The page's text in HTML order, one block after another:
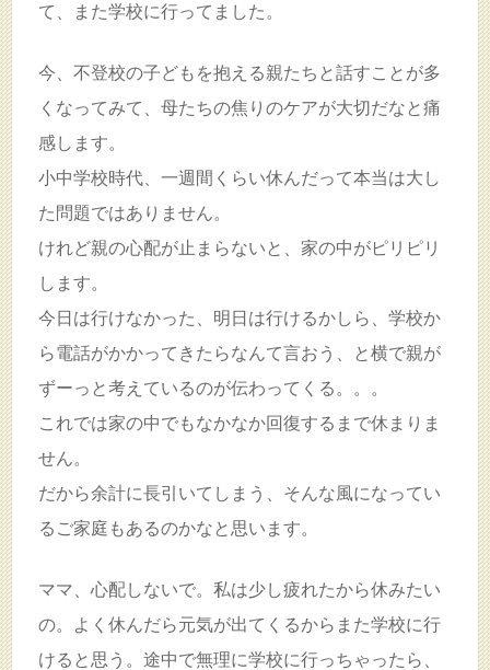
て、また学校に行ってました。
今、不登校の子どもを抱える親たちと話すことが多
くなってみて、母たちの焦りのケアが大切だなと痛
感します。
小中学校時代、一週間くらい休んだって本当は大し
た問題ではありません。
けれど親の心配が止まらないと、家の中がピリピリ
します。
今日は行けなかった、明日は行けるかしら、学校か
ら電話がかかってきたらなんて言おう、と横で親が
ずーっと考えているのが伝わってくる。。。
これでは家の中でもなかなか回復するまで休まりま
せん。
だから余計に長引いてしまう、そんな風になってい
るご家庭もあるのかなと思います。
ママ、心配しないで。私は少し疲れたから休みたい
の。よく休んだら元気が出てくるからまた学校に行
けると思う。途中で無理に学校に行っちゃったら、